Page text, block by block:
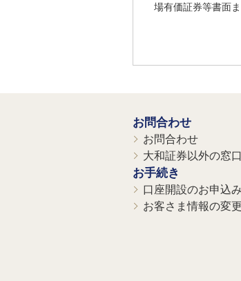
場有価証券等書面
お問合わせ
お問合わせ
大和証券以外の窓口
お手続き
口座開設のお申込み
お客さま情報の変更